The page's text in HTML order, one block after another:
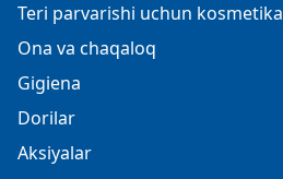
Teri parvarishi uchun kosmetika
Ona va chaqaloq
Gigiena
Dorilar
Aksiyalar